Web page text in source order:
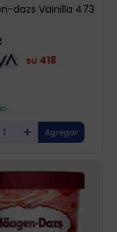
dazs Vainilla 473
$U 418
...
+